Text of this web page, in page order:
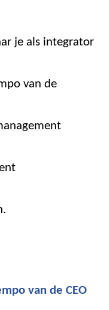
je als integrator
van de
van de CEO